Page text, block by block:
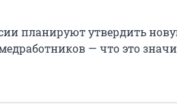
планируют утвердить
— что это